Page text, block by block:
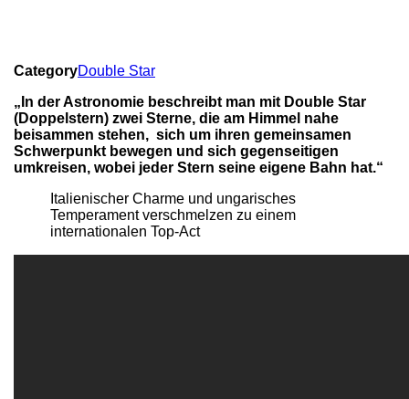
CategoryDouble Star
„In der Astronomie beschreibt man mit Double Star
(Doppelstern) zwei Sterne, die am Himmel nahe
beisammen stehen, sich um ihren gemeinsamen
Schwerpunkt bewegen und sich gegenseitigen
umkreisen, wobei jeder Stern seine eigene Bahn hat.“
Italienischer Charme und ungarisches
Temperament verschmelzen zu einem
internationalen Top-Act